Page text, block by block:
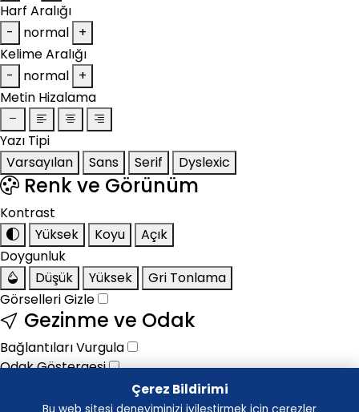
Çerez Bildirimi
Harf Aralığı
-
normal +
Kelime Aralığı
-
normal +
Metin Hizalama
Yazı Tipi
Varsayılan
Sans Serif Dyslexic
Renk ve Görünüm
Kontrast
Yüksek
Koyu
Açık
Doygunluk
Düşük
Yüksek
Gri Tonlama
Görselleri Gizle
Gezinme ve Odak
Bağlantıları Vurgula
Odak Göstergesi
Animasyonları Durdur
Okuma Kılavuzu